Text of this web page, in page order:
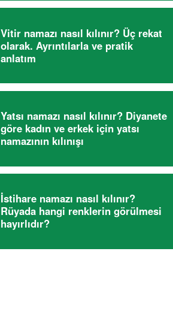
Vitir namazı nasıl kılınır? Üç rekat
olarak. Ayrıntılarla ve pratik
anlatım
Yatsı namazı nasıl kılınır? Diyanete
göre kadın ve erkek için yatsı
namazının kılınışı
İstihare namazı nasıl kılınır?
Rüyada hangi renklerin görülmesi
hayırlıdır?